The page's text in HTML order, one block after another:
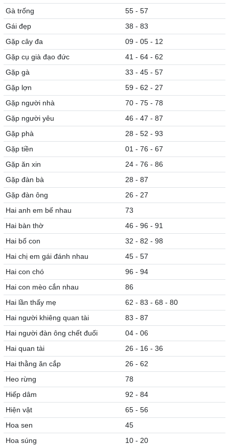
Gà trống
55 - 57
Gái đẹp
38 - 83
Gặp cây đa
09 - 05 - 12
Gặp cụ già đạo đức
41 - 64 - 62
Gặp gà
33 - 45 - 57
Gặp lợn
59 - 62 - 27
Gặp người nhà
70 - 75 - 78
Gặp người yêu
46 - 47 - 87
Gặp phà
28 - 52 - 93
Gặp tiền
01 - 76 - 67
Gặp ăn xin
24 - 76 - 86
Gặp đàn bà
28 - 87
Gặp đàn ông
26 - 27
Hai anh em bế nhau
73
Hai bàn thờ
46 - 96 - 91
Hai bố con
32 - 82 - 98
Hai chị em gái đánh nhau
45 - 57
Hai con chó
96 - 94
Hai con mèo cắn nhau
86
Hai lần thấy mẹ
62 - 83 - 68 - 80
Hai người khiêng quan tài
83 - 87
Hai người đàn ông chết đuối
04 - 06
Hai quan tài
26 - 16 - 36
Hai thằng ăn cắp
26 - 62
Heo rừng
78
Hiếp dâm
92 - 84
Hiện vật
65 - 56
Hoa sen
45
Hoa súng
10 - 20